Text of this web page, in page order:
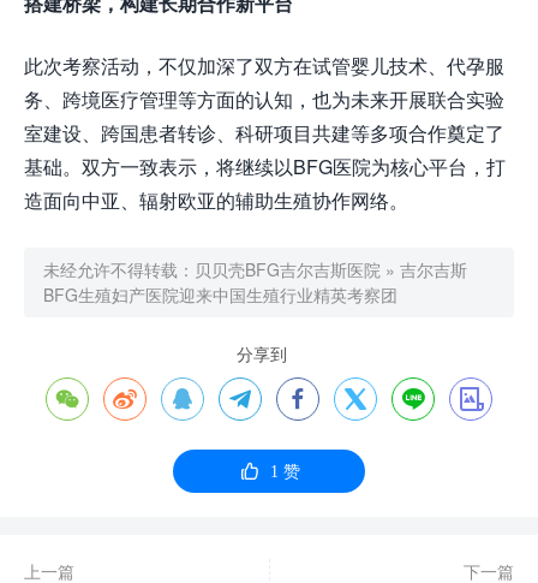
此次考察活动，不仅加深了双方在试管婴儿技术、代孕服
务、跨境医疗管理等方面的认知，也为未来开展联合实验
室建设、跨国患者转诊、科研项目共建等多项合作奠定了
基础。双方一致表示，将继续以BFG医院为核心平台，打
造面向中亚、辐射欧亚的辅助生殖协作网络。
未经允许不得转载： 贝贝壳BFG吉尔吉斯医院 » 吉尔吉斯
BFG生殖妇产医院迎来中国生殖行业精英考察团
分享到
       
 1 赞
上一篇
下一篇